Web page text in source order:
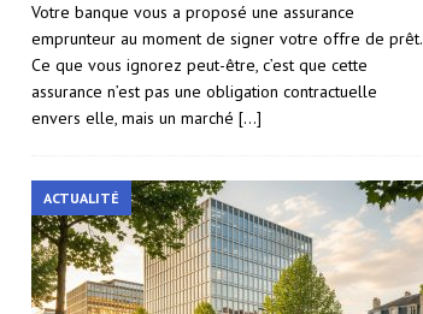
Votre banque vous a proposé une assurance
emprunteur au moment de signer votre offre de prêt.
Ce que vous ignorez peut-être, c’est que cette
assurance n’est pas une obligation contractuelle
envers elle, mais un marché […]
ACTUALITÉ